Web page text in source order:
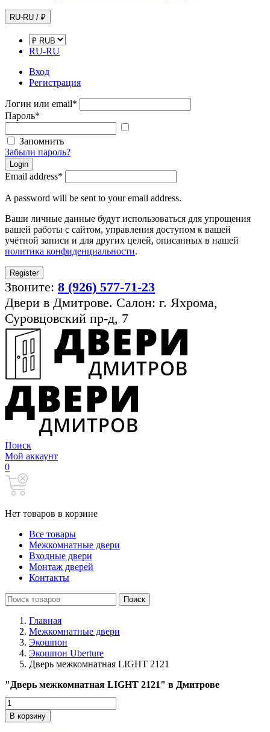
RU-RU / ₽
RU-RU
Вход
Регистрация
Логин или email*
Пароль*
Запомнить
Забыли пароль?
Login
Email address*
A password will be sent to your email address.
Ваши личные данные будут использоваться для упрощения
вашей работы с сайтом, управления доступом к вашей
учётной записи и для других целей, описанных в нашей
политика конфиденциальности.
Register
Звоните: 8 (926) 577-71-23
Двери в Дмитрове. Салон: г. Яхрома,
Суровцовский пр-д, 7
Поиск
Мой аккаунт
0
Нет товаров в корзине
Все товары
Межкомнатные двери
Входные двери
Монтаж дверей
Контакты
Search
for:
Поиск
Главная
Межкомнатные двери
Экошпон
Экошпон Uberture
Дверь межкомнатная LIGHT 2121
"Дверь межкомнатная LIGHT 2121" в Дмитрове
Количество
товара
Дверь
В корзину